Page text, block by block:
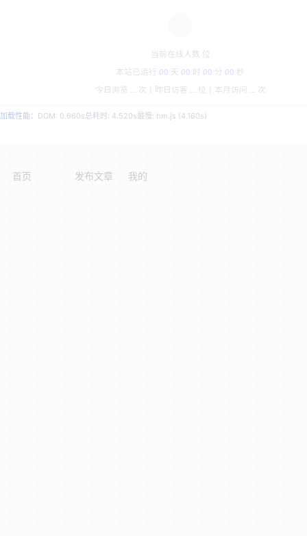
当前在线人数 位
本站已运行 00 天 00 时 00 分 00 秒
今日浏览
次丨 昨日访客 位丨 本月访问 次
加载性能： DOM: 0.660s总耗时: 4.520s最慢: hm.js (4.160s)
首页 发布文章 我的